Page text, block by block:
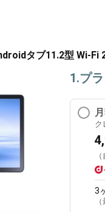
タブ11.2型 Wi-Fi
1.プ
ク
3